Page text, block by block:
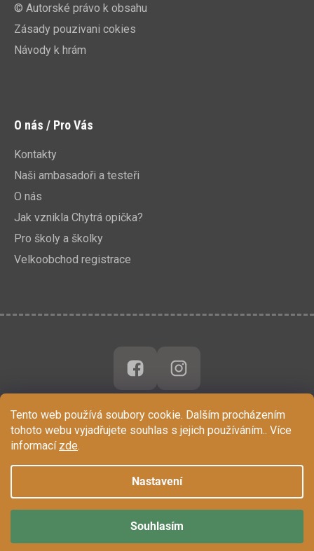
Tento web používá soubory cookie. Dalším procházením
tohoto webu vyjadřujete souhlas s jejich používáním.. Více
informací zde.
Nastavení
Souhlasím
© Autorské právo k obsahu
Zásady pouzivani cokies
Návody k hrám
O nás / Pro Vás
Kontakty
Naši ambasadoři a testeři
O nás
Jak vznikla Chytrá opička?
Pro školy a školky
Velkoobchod registrace
Vytvořil Shoptet
Copyright 2026Chytrá Opička. Všechna práva vyhrazena.